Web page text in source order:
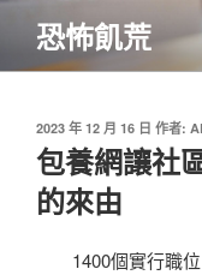
主
恐怖飢荒
發
佈
於
2023 年 12 月 16 日 作者:
包養網讓社
的來由
1400個實行職位